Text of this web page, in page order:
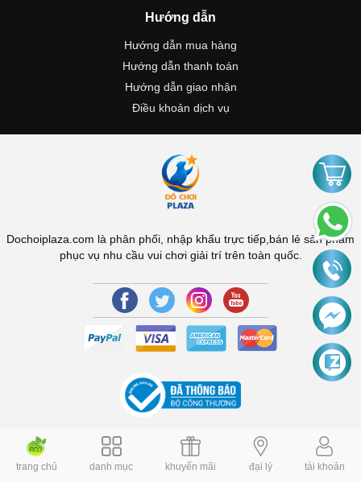
Hướng dẫn
Hướng dẫn mua hàng
Hướng dẫn thanh toán
Hướng dẫn giao nhận
Điều khoản dịch vụ
Dochoiplaza.com là phân phối, nhập khẩu trực tiếp,bán lẻ sản phẩm
phục vụ nhu cầu vui chơi giải trí trên toàn quốc.
trang chủ danh mục khuyến mãi đại lý tài khoản